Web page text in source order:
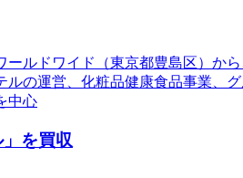
ルドワイド（東京都豊島区）か
の運営、化粧品健康食品事業、
中心
を買収